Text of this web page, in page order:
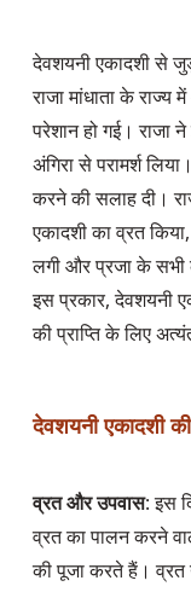
देवशयनी एकादशी से
राजा मांधाता के
परेशान हो गई। राजा
अंगिरा से परामर्श
करने की सलाह दी।
एकादशी का व्रत
लगी और प्रजा के सभी
इस प्रकार, देवशयनी
की प्राप्ति के लिए
देवशयनी एकादशी
व्रत और उपवास: इस
व्रत का पालन करने
की पूजा करते हैं। व्रत